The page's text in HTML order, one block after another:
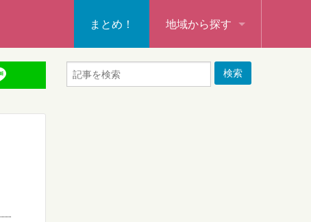
まとめ！ 地域から探す
秩父・飯能・秩父郡